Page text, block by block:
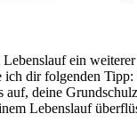
ein
ich dir folgenden Tipp:
auf, deine
Lebenslauf